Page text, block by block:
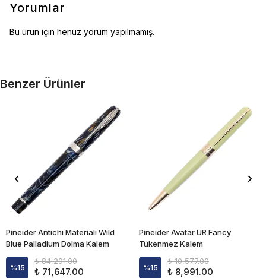
Yorumlar
Bu ürün için henüz yorum yapılmamış.
Benzer Ürünler
Pineider Antichi Materiali Wild
Blue Palladium Dolma Kalem
%15
₺ 84,291.00
₺ 71,647.00
Pineider Avatar UR Fancy
Tükenmez Kalem
%15
₺ 10,577.00
₺ 8,991.00